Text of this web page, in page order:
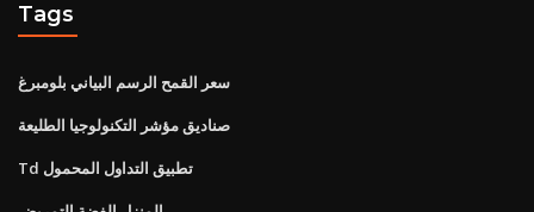
Tags
سعر القمح الرسم البياني بلومبرغ
صناديق مؤشر التكنولوجيا الطليعة
Td تطبيق التداول المحمول